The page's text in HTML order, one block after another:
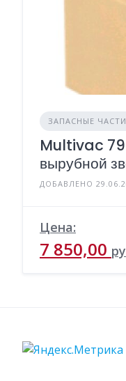
ЗАПАСНЫЕ
Multivac
вырубной
ДОБАВЛЕНО
Цена:
7 850,00